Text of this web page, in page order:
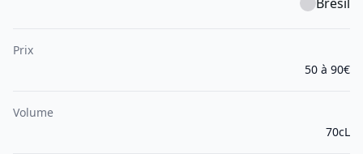
Prix
50 à 90€
Volume
70cL